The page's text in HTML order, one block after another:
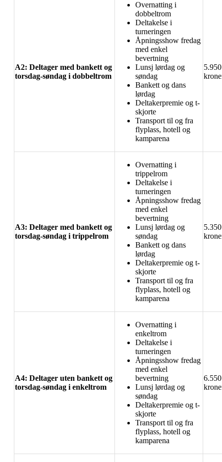
A2: Deltager med bankett og
torsdag-søndag i dobbeltrom
Overnatting i
dobbeltrom
Deltakelse i
turneringen
Åpningsshow fredag
med enkel
bevertning
Lunsj lørdag og
søndag
Bankett og dans
lørdag
Deltakerpremie og t-
skjorte
Transport til og fra
flyplass, hotell og
kamparena
5.950
A3: Deltager med bankett og
torsdag-søndag i trippelrom
Overnatting i
trippelrom
Deltakelse i
turneringen
Åpningsshow fredag
med enkel
bevertning
Lunsj lørdag og
søndag
Bankett og dans
lørdag
Deltakerpremie og t-
skjorte
Transport til og fra
flyplass, hotell og
kamparena
5.350
A4: Deltager uten bankett og
torsdag-søndag i enkeltrom
Overnatting i
enkeltrom
Deltakelse i
turneringen
Åpningsshow fredag
med enkel
bevertning
Lunsj lørdag og
søndag
Deltakerpremie og t-
skjorte
Transport til og fra
flyplass, hotell og
kamparena
6.550